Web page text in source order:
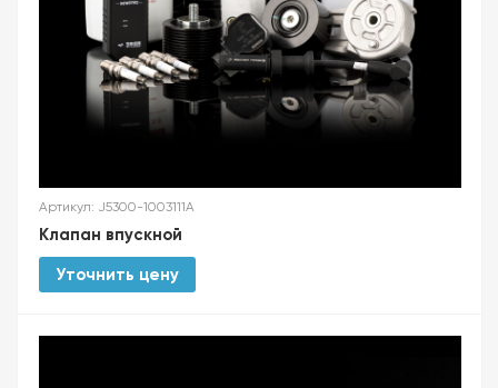
Артикул: J5300-1003111A
Клапан впускной
Уточнить цену